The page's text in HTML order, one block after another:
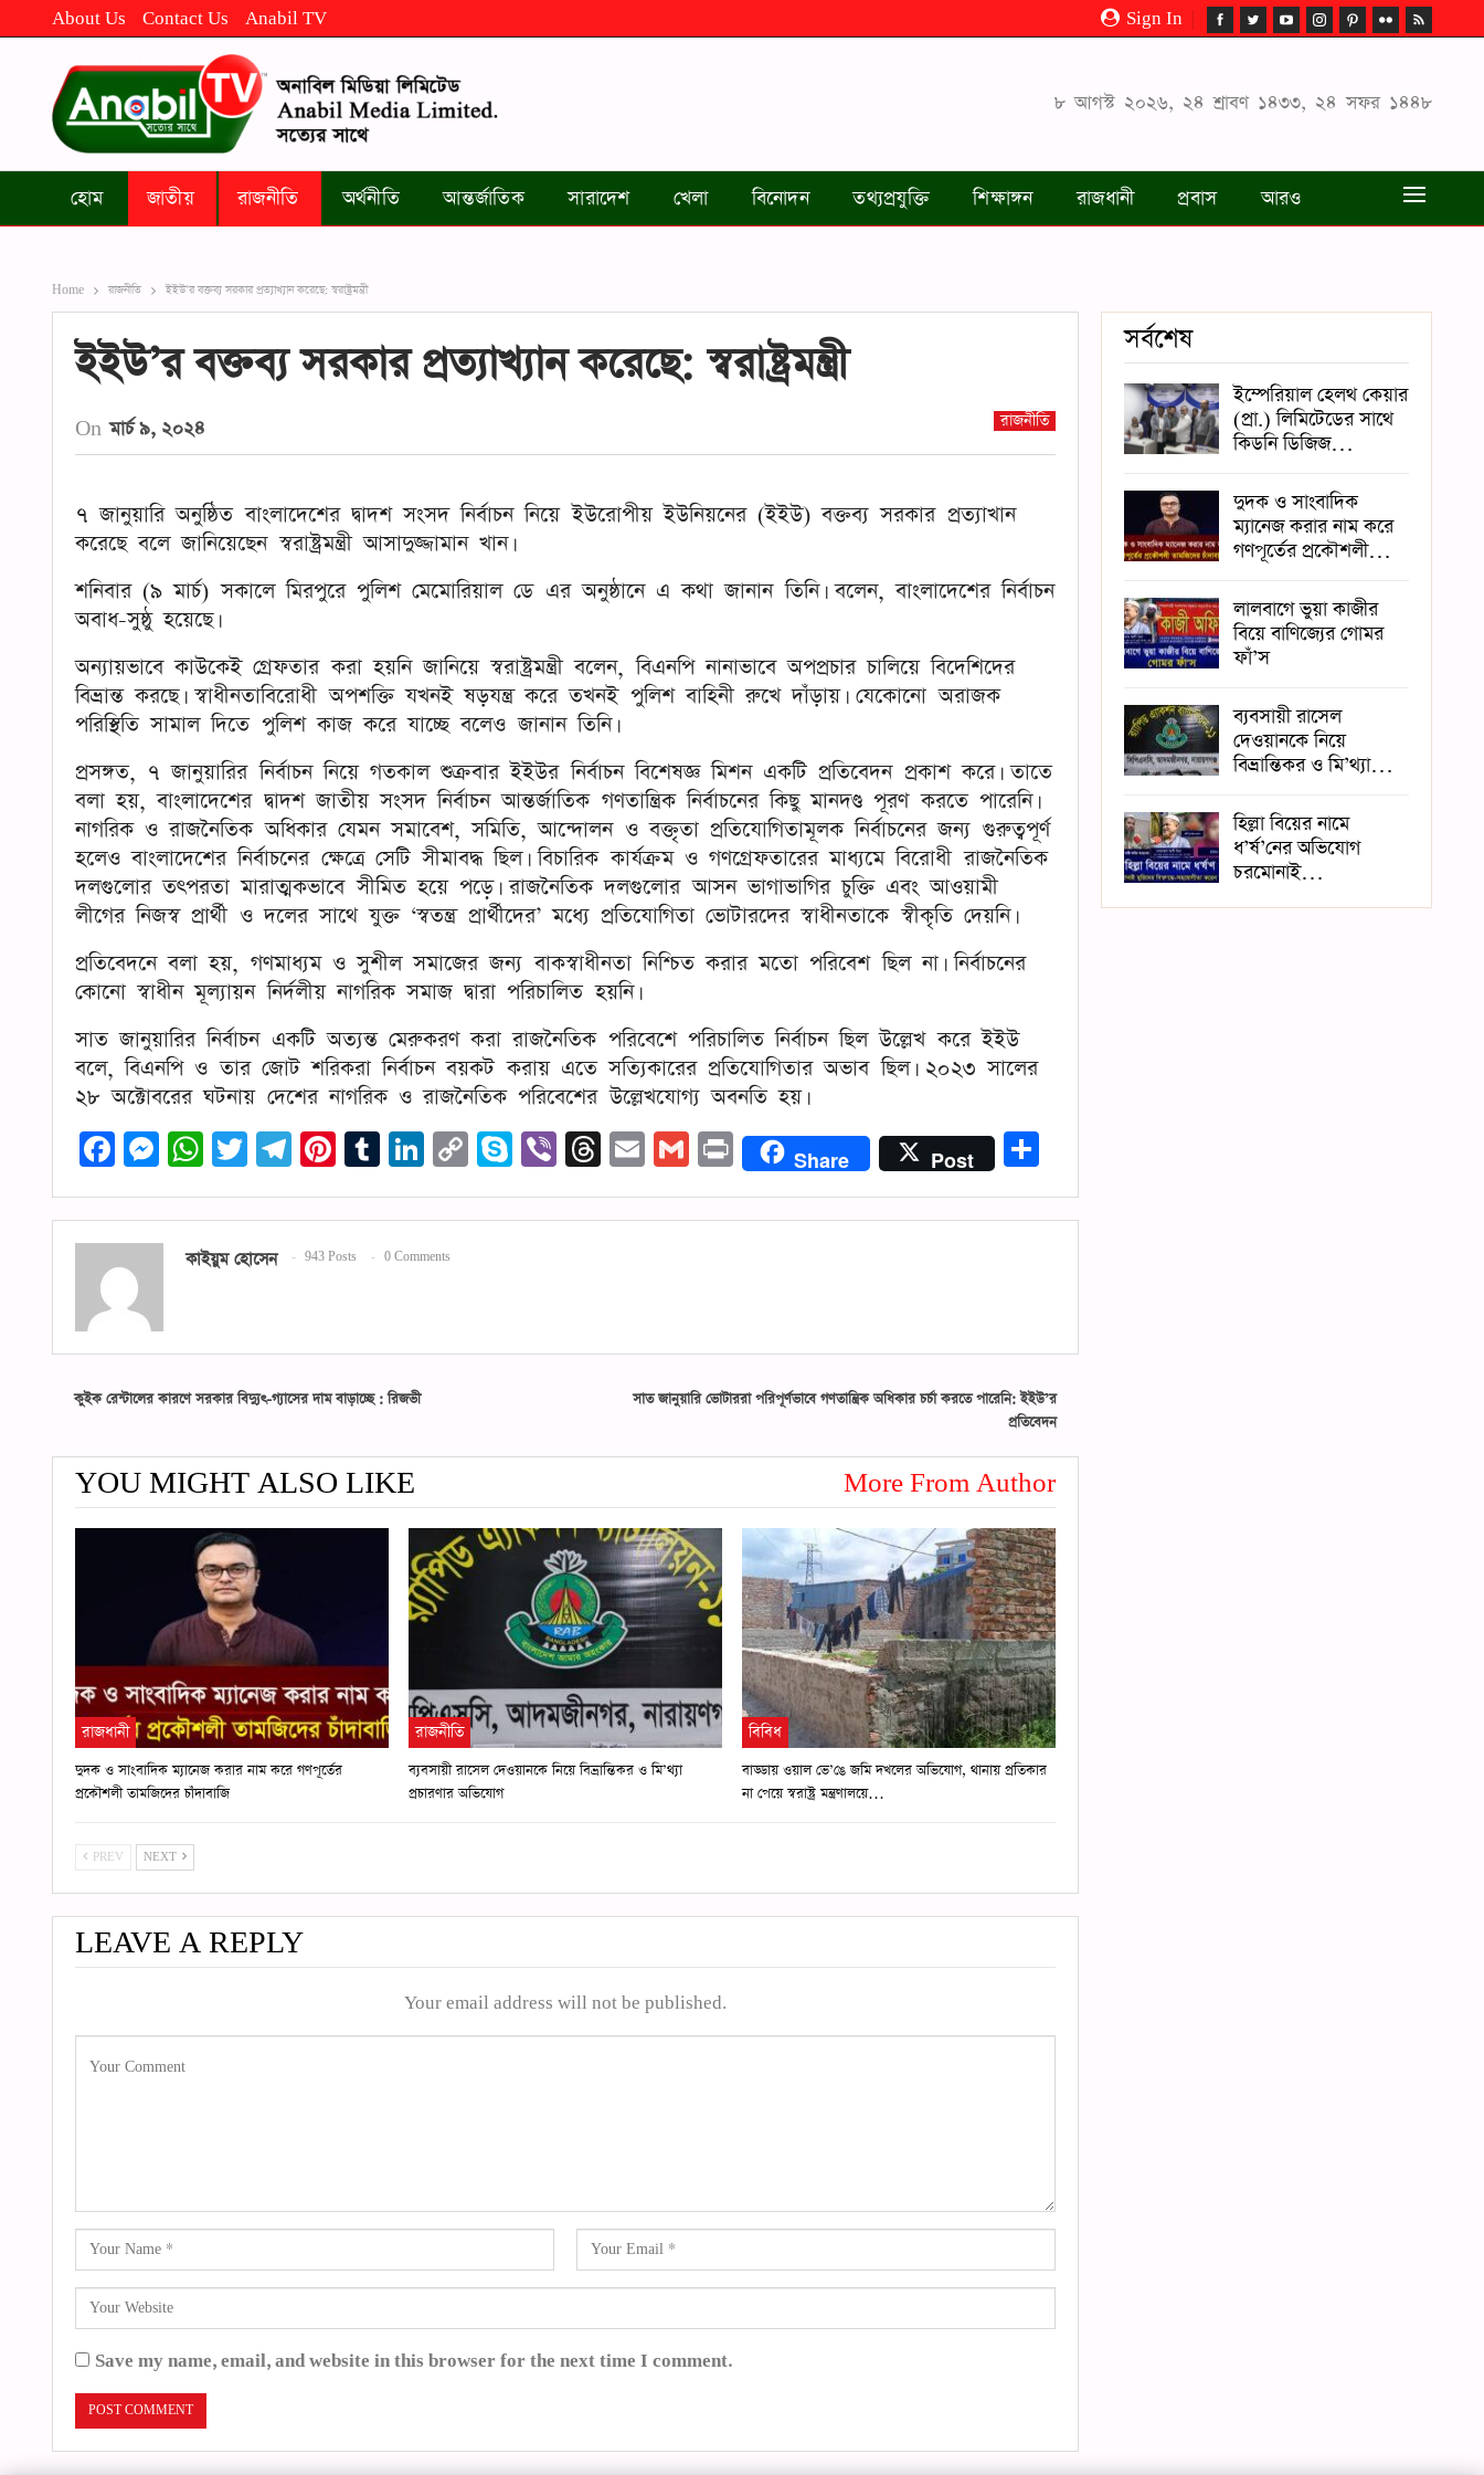
Sign In
About Us Contact Us Anabil TV
৮ আগস্ট ২০২৬, ২৪ শ্রাবণ ১৪৩৩, ২৪ সফর ১৪৪৮
হোম জাতীয় রাজনীতি অর্থনীতি আন্তর্জাতিক সারাদেশ খেলা বিনোদন তথ্যপ্রযুক্তি শিক্ষাঙ্গন রাজধানী প্রবাস আরও
Home রাজনীতি ইইউ’র বক্তব্য সরকার প্রত্যাখ্যান করেছে: স্বরাষ্ট্রমন্ত্রী
ইইউ’র বক্তব্য সরকার প্রত্যাখ্যান করেছে: স্বরাষ্ট্রমন্ত্রী
রাজনীতি
On মার্চ ৯, ২০২৪
৭ জানুয়ারি অনুষ্ঠিত বাংলাদেশের দ্বাদশ সংসদ নির্বাচন নিয়ে ইউরোপীয় ইউনিয়নের (ইইউ) বক্তব্য সরকার প্রত্যাখান
করেছে বলে জানিয়েছেন স্বরাষ্ট্রমন্ত্রী আসাদুজ্জামান খান।
শনিবার (৯ মার্চ) সকালে মিরপুরে পুলিশ মেমোরিয়াল ডে এর অনুষ্ঠানে এ কথা জানান তিনি। বলেন, বাংলাদেশের নির্বাচন
অবাধ-সুষ্ঠু হয়েছে।
অন্যায়ভাবে কাউকেই গ্রেফতার করা হয়নি জানিয়ে স্বরাষ্ট্রমন্ত্রী বলেন, বিএনপি নানাভাবে অপপ্রচার চালিয়ে বিদেশিদের
বিভ্রান্ত করছে। স্বাধীনতাবিরোধী অপশক্তি যখনই ষড়যন্ত্র করে তখনই পুলিশ বাহিনী রুখে দাঁড়ায়। যেকোনো অরাজক
পরিস্থিতি সামাল দিতে পুলিশ কাজ করে যাচ্ছে বলেও জানান তিনি।
প্রসঙ্গত, ৭ জানুয়ারির নির্বাচন নিয়ে গতকাল শুক্রবার ইইউর নির্বাচন বিশেষজ্ঞ মিশন একটি প্রতিবেদন প্রকাশ করে। তাতে
বলা হয়, বাংলাদেশের দ্বাদশ জাতীয় সংসদ নির্বাচন আন্তর্জাতিক গণতান্ত্রিক নির্বাচনের কিছু মানদণ্ড পূরণ করতে পারেনি।
নাগরিক ও রাজনৈতিক অধিকার যেমন সমাবেশ, সমিতি, আন্দোলন ও বক্তৃতা প্রতিযোগিতামূলক নির্বাচনের জন্য গুরুত্বপূর্ণ
হলেও বাংলাদেশের নির্বাচনের ক্ষেত্রে সেটি সীমাবদ্ধ ছিল। বিচারিক কার্যক্রম ও গণগ্রেফতারের মাধ্যমে বিরোধী রাজনৈতিক
দলগুলোর তৎপরতা মারাত্মকভাবে সীমিত হয়ে পড়ে। রাজনৈতিক দলগুলোর আসন ভাগাভাগির চুক্তি এবং আওয়ামী
লীগের নিজস্ব প্রার্থী ও দলের সাথে যুক্ত ‘স্বতন্ত্র প্রার্থীদের’ মধ্যে প্রতিযোগিতা ভোটারদের স্বাধীনতাকে স্বীকৃতি দেয়নি।
প্রতিবেদনে বলা হয়, গণমাধ্যম ও সুশীল সমাজের জন্য বাকস্বাধীনতা নিশ্চিত করার মতো পরিবেশ ছিল না। নির্বাচনের
কোনো স্বাধীন মূল্যায়ন নির্দলীয় নাগরিক সমাজ দ্বারা পরিচালিত হয়নি।
সাত জানুয়ারির নির্বাচন একটি অত্যন্ত মেরুকরণ করা রাজনৈতিক পরিবেশে পরিচালিত নির্বাচন ছিল উল্লেখ করে ইইউ
বলে, বিএনপি ও তার জোট শরিকরা নির্বাচন বয়কট করায় এতে সত্যিকারের প্রতিযোগিতার অভাব ছিল। ২০২৩ সালের
২৮ অক্টোবরের ঘটনায় দেশের নাগরিক ও রাজনৈতিক পরিবেশের উল্লেখযোগ্য অবনতি হয়।
Facebook
Messenger
WhatsApp
TwitterTelegram
Pinterest
Tumblr
LinkedIn
CopySkypeViberThreads
EmailGmail
PrintShare Post
কাইয়ুম হোসেন 943 Posts 0 Comments
কুইক রেন্টালের কারণে সরকার বিদ্যুৎ-গ্যাসের দাম বাড়াচ্ছে : রিজভী
সাত জানুয়ারি ভোটাররা পরিপূর্ণভাবে গণতান্ত্রিক অধিকার চর্চা করতে পারেনি: ইইউ’র
প্রতিবেদন
YOU MIGHT ALSO LIKE More From Author
রাজধানী
দুদক ও সাংবাদিক ম্যানেজ করার নাম করে গণপূর্তের
প্রকৌশলী তামজিদের চাঁদাবাজি
রাজনীতি
ব্যবসায়ী রাসেল দেওয়ানকে নিয়ে বিভ্রান্তিকর ও মি’থ্যা
প্রচারণার অভিযোগ
বিবিধ
বাড্ডায় ওয়াল ভে’ঙে জমি দখলের অভিযোগ, থানায় প্রতিকার
না পেয়ে স্বরাষ্ট্র মন্ত্রণালয়ে…
PREV NEXT
LEAVE A REPLY
Your email address will not be published.
Save my name, email, and website in this browser for the next time I comment.
সর্বশেষ
ইম্পেরিয়াল হেলথ কেয়ার
(প্রা.) লিমিটেডের সাথে
কিডনি ডিজিজ…
দুদক ও সাংবাদিক
ম্যানেজ করার নাম করে
গণপূর্তের প্রকৌশলী…
লালবাগে ভুয়া কাজীর
বিয়ে বাণিজ্যের গোমর
ফাঁ’স
ব্যবসায়ী রাসেল
দেওয়ানকে নিয়ে
বিভ্রান্তিকর ও মি’থ্যা…
হিল্লা বিয়ের নামে
ধ’র্ষ’নের অভিযোগ
চরমোনাই…